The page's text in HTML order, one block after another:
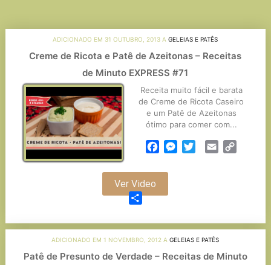
ADICIONADO EM 31 OUTUBRO, 2013 AGELEIAS E PATÊS
Creme de Ricota e Patê de Azeitonas – Receitas
de Minuto EXPRESS #71
Receita muito fácil e barata
de Creme de Ricota Caseiro
e um Patê de Azeitonas
ótimo para comer com...
Ver Video
FacebookMessenger
TwitterEmail
Partilhar
ADICIONADO EM 1 NOVEMBRO, 2012 AGELEIAS E PATÊS
Patê de Presunto de Verdade – Receitas de Minuto